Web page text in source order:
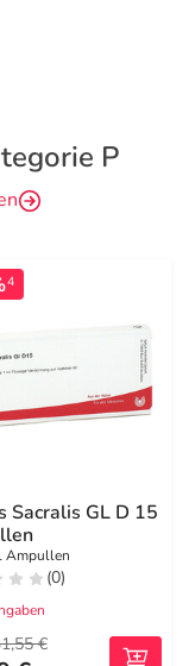
P
4
Sacralis GL D 15
Ampullen
(0)
€